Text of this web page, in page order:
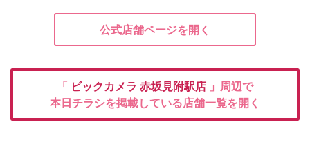
公式店舗ページを開く
「 ビックカメラ 赤坂見附駅店 」周辺で
本日チラシを掲載している店舗一覧を開く